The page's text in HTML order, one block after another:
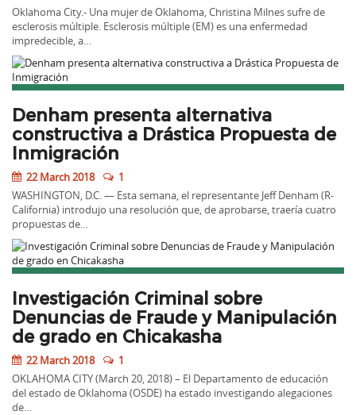
Oklahoma City.- Una mujer de Oklahoma, Christina Milnes sufre de
esclerosis múltiple. Esclerosis múltiple (EM) es una enfermedad
impredecible, a…
Denham presenta alternativa
constructiva a Drástica Propuesta de
Inmigración
22 March 2018
1
WASHINGTON, D.C. — Esta semana, el representante Jeff Denham (R-
California) introdujo una resolución que, de aprobarse, traería cuatro
propuestas de…
Investigación Criminal sobre
Denuncias de Fraude y Manipulación
de grado en Chicakasha
22 March 2018
1
OKLAHOMA CITY (March 20, 2018) – El Departamento de educación
del estado de Oklahoma (OSDE) ha estado investigando alegaciones
de…